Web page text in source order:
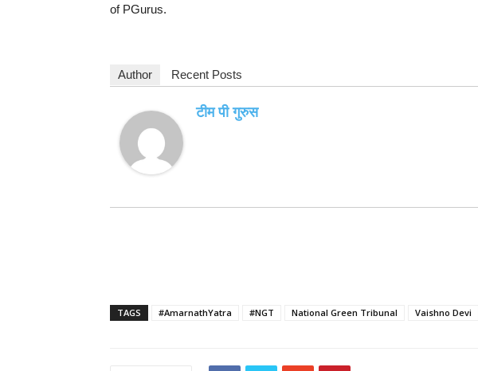
of PGurus.
Author Recent Posts
टीम पी गुरुस
TAGS #AmarnathYatra #NGT National Green Tribunal Vaishno Devi